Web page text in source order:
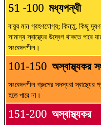
51 -100 মধ্যপন্থী
বায়ুর মান গ্রহণযোগ্য; কিন্তু, কিছু
সামান্য স্বাস্থ্যের উদ্বেগ থাকতে পারে
সংবেদনশীল।
101-150 অস্বাস্থ্যকর
সংবেদনশীল গ্রুপের সদস্যরা
হতে পারে না।
151-200 অস্বাস্থ্যকর